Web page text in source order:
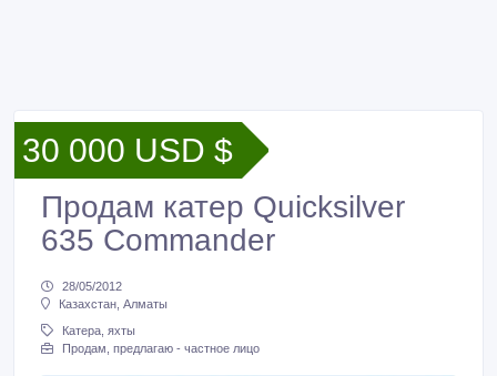
30 000 USD $
Продам катер Quicksilver
635 Commander
28/05/2012
Казахстан, Алматы
Катера, яхты
Продам, предлагаю - частное лицо